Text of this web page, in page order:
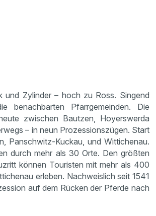
und Zylinder – hoch zu Ross. Singend
benachbarten Pfarrgemeinden. Die
zwischen Bautzen, Hoyerswerda
– in neun Prozessionszügen. Start
Panschwitz-Kuckau, und Wittichenau.
durch mehr als 30 Orte. Den größten
können Touristen mit mehr als 400
erleben. Nachweislich seit 1541
auf dem Rücken der Pferde nach